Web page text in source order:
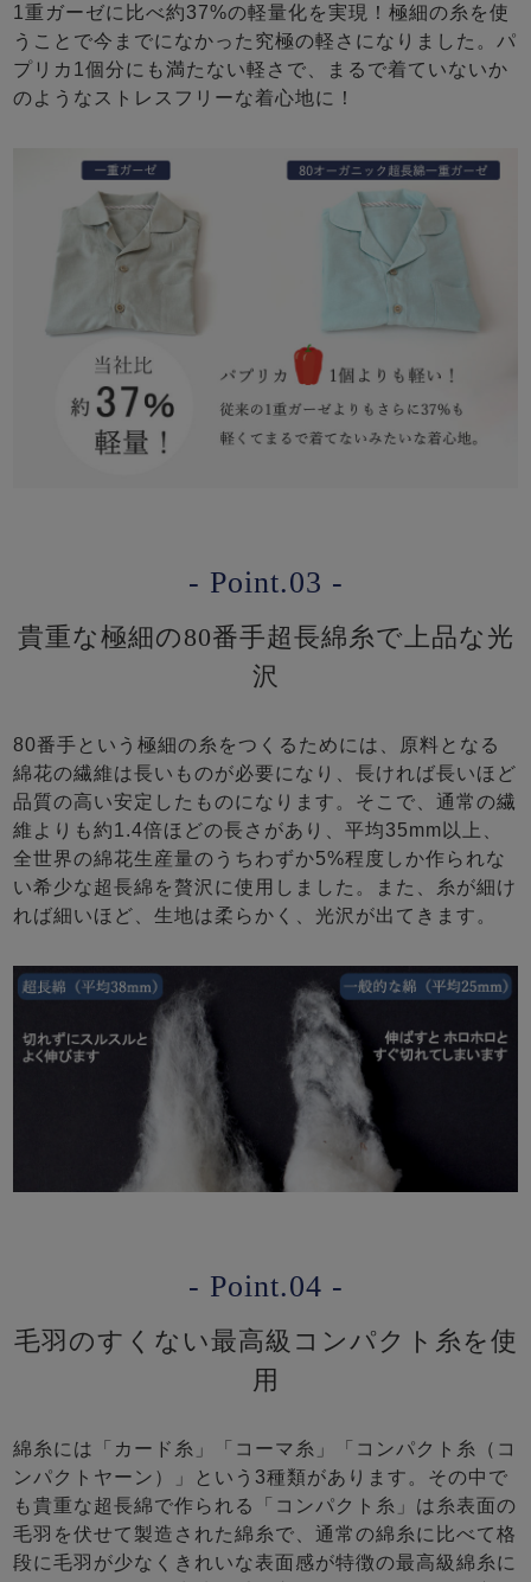
1重ガーゼに比べ約37%の軽量化を実現！極細の糸を使
うことで今までになかった究極の軽さになりました。パ
プリカ1個分にも満たない軽さで、まるで着ていないか
のようなストレスフリーな着心地に！
- Point.03 -
貴重な極細の80番手超長綿糸で上品な光
沢
80番手という極細の糸をつくるためには、原料となる
綿花の繊維は長いものが必要になり、長ければ長いほど
品質の高い安定したものになります。そこで、通常の繊
維よりも約1.4倍ほどの長さがあり、平均35mm以上、
全世界の綿花生産量のうちわずか5%程度しか作られな
い希少な超長綿を贅沢に使用しました。また、糸が細け
れば細いほど、生地は柔らかく、光沢が出てきます。
- Point.04 -
毛羽のすくない最高級コンパクト糸を使
用
綿糸には「カード糸」「コーマ糸」「コンパクト糸（コ
ンパクトヤーン）」という3種類があります。その中で
も貴重な超長綿で作られる「コンパクト糸」は糸表面の
毛羽を伏せて製造された綿糸で、通常の綿糸に比べて格
段に毛羽が少なくきれいな表面感が特徴の最高級綿糸に